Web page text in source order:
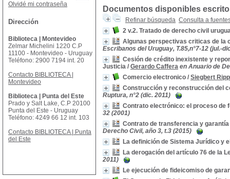
Documentos disponibles
Refinar búsqueda Consulta a
2 v.2. Tratado de derecho civil
Algunas perspectivas criticas de la
Escribanos del Uruguay, T.85,n°7-12 (jul.-
Cesión de crédito inexistente y
Justicia / Gerardo Caffera en Anuario de
Comercio electronico / Siegbert
Construcción y reconstrucción del
Ruptura, n°2 (dic. 2011)
Contrato electrónico: el proceso de
32 (2001)
Contrato de transferencia y
Derecho Civil, año 3, t.3 (2015)
La definición de Sistema Jurídico y
La derogación del artículo 76 de la
2011)
Le ejecución de fideicomiso de
Olvidé mi contraseña
Dirección
Biblioteca | Montevideo
Zelmar Michelini 1220 C.P
11100 - Montevideo - Uruguay
Teléfono: 2900 7194 int. 20
Contacto BIBLIOTECA |
Montevideo
Biblioteca | Punta del Este
Prado y Salt Lake, C.P 20100
Punta del Este - Uruguay
Teléfono: 4249 66 12 int. 103
Contacto BIBLIOTECA | Punta
del Este